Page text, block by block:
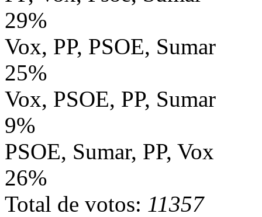
29%
Vox, PP, PSOE, Sumar
25%
Vox, PSOE, PP, Sumar
9%
PSOE, Sumar, PP, Vox
26%
Total de votos: 11357